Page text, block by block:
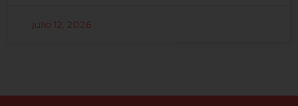
julio 12, 2026